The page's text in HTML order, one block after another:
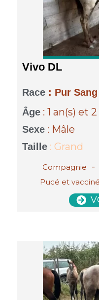
Vivo DL
Race : Pur
Âge : 1 an(s)et 2
Sexe : Mâle
Taille : Grand
Compagnie -
Pucé et vacciné